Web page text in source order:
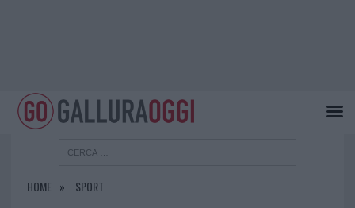
HOME SPORT